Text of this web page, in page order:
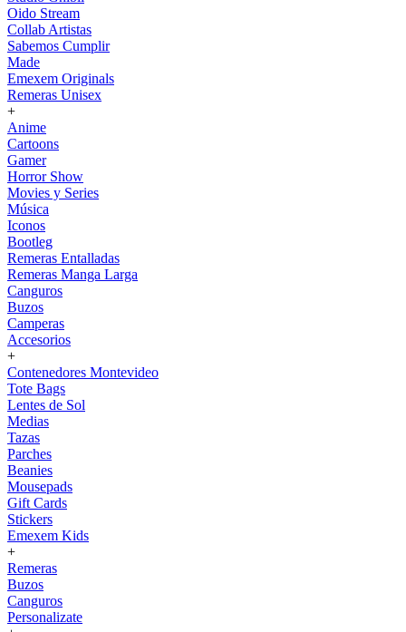
Oido Stream
Collab Artistas
Sabemos Cumplir
Made
Emexem Originals
Remeras Unisex
+
Anime
Cartoons
Gamer
Horror Show
Movies y Series
Música
Iconos
Bootleg
Remeras Entalladas
Remeras Manga Larga
Canguros
Buzos
Camperas
Accesorios
+
Contenedores Montevideo
Tote Bags
Lentes de Sol
Medias
Tazas
Parches
Beanies
Mousepads
Gift Cards
Stickers
Emexem Kids
+
Remeras
Buzos
Canguros
Personalizate